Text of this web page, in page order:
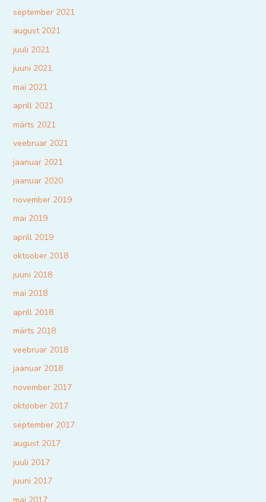
september 2021
august 2021
juuli 2021
juuni 2021
mai 2021
aprill 2021
märts 2021
veebruar 2021
jaanuar 2021
jaanuar 2020
november 2019
mai 2019
aprill 2019
oktoober 2018
juuni 2018
mai 2018
aprill 2018
märts 2018
veebruar 2018
jaanuar 2018
november 2017
oktoober 2017
september 2017
august 2017
juuli 2017
juuni 2017